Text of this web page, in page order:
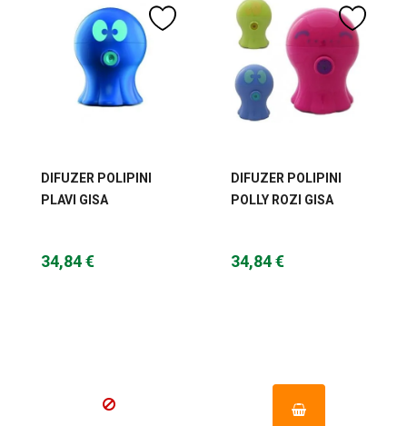
DIFUZER POLIPINI
PLAVI GISA
34,84 €
DIFUZER POLIPINI
POLLY ROZI GISA
34,84 €